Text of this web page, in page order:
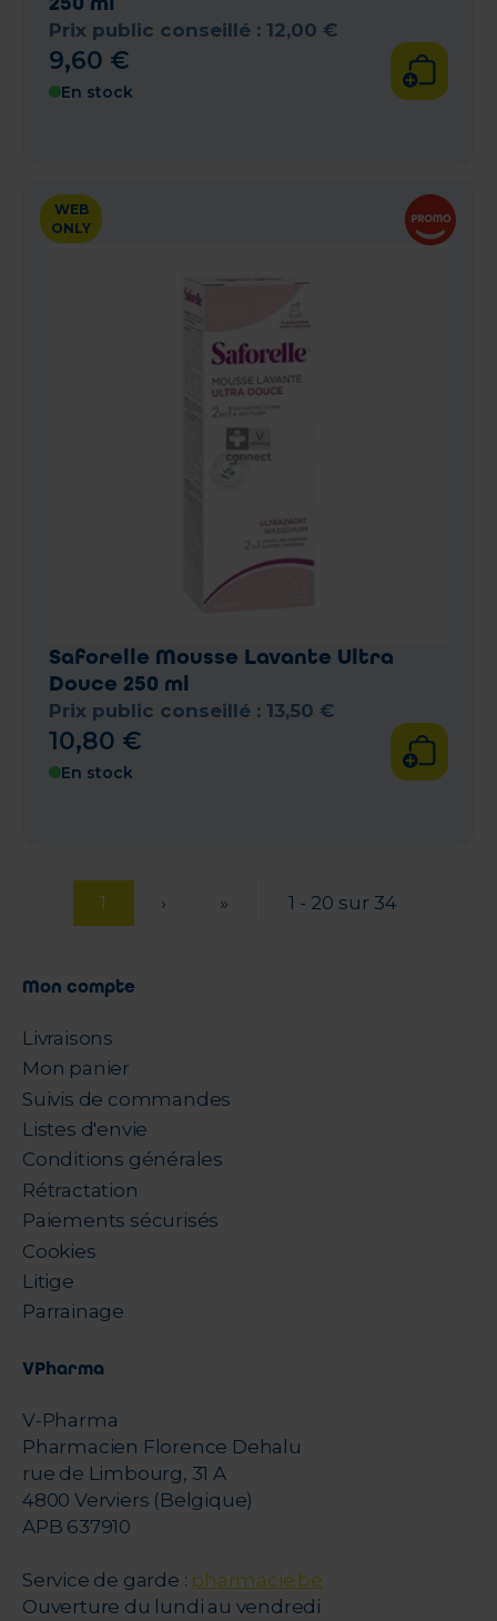
Prix public conseillé : 12,00 €
9,60 €
En stock
WEB
ONLY
Saforelle Mousse Lavante Ultra
Douce 250 ml
Prix public conseillé : 13,50 €
10,80 €
En stock
1 › » 1 - 20 sur 34
Mon compte
Livraisons
Mon panier
Suivis de commandes
Listes d'envie
Conditions générales
Rétractation
Paiements sécurisés
Cookies
Litige
Parrainage
VPharma
V-Pharma
Pharmacien Florence Dehalu
rue de Limbourg, 31 A
4800 Verviers (Belgique)
APB 637910
Service de garde : pharmacie.be
Ouverture du lundi au vendredi